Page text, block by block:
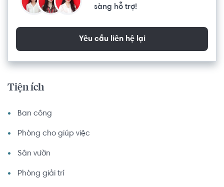
sàng hỗ trợ!
Yêu cầu liên hệ lại
Tiện ích
Ban công
Phòng cho giúp việc
Sân vườn
Phòng giải trí